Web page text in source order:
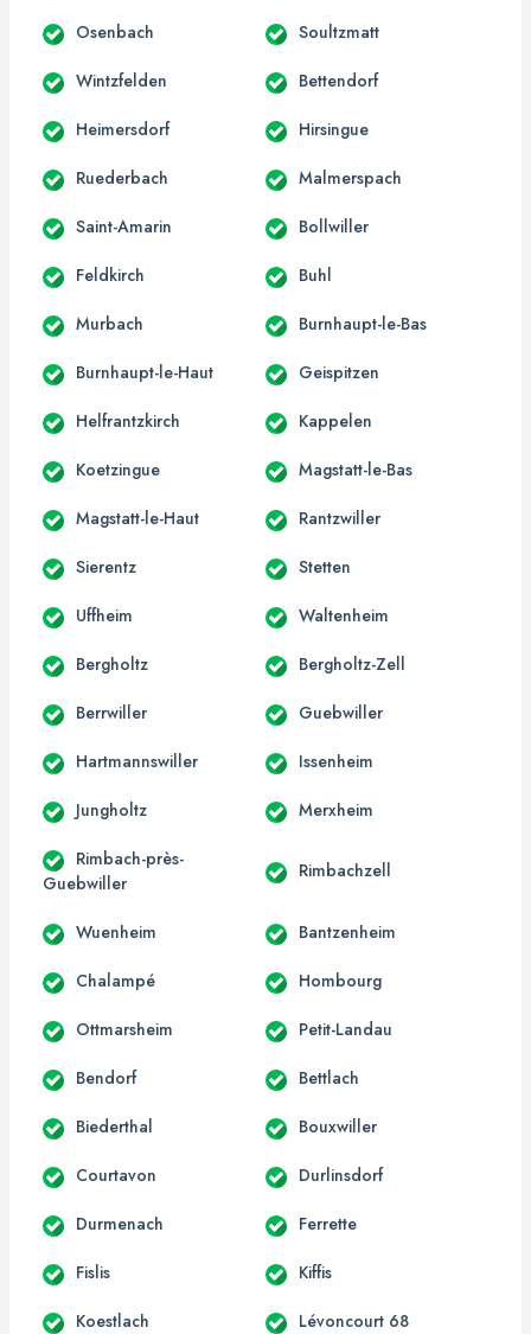
Osenbach Soultzmatt
Wintzfelden Bettendorf
Heimersdorf Hirsingue
Ruederbach Malmerspach
Saint-Amarin Bollwiller
Feldkirch Buhl
Murbach Burnhaupt-le-Bas
Burnhaupt-le-Haut Geispitzen
Helfrantzkirch Kappelen
Koetzingue Magstatt-le-Bas
Magstatt-le-Haut Rantzwiller
Sierentz Stetten
Uffheim Waltenheim
Bergholtz Bergholtz-Zell
Berrwiller Guebwiller
Hartmannswiller Issenheim
Jungholtz Merxheim
Rimbach-près-
Guebwiller
Rimbachzell
Wuenheim Bantzenheim
Chalampé Hombourg
Ottmarsheim Petit-Landau
Bendorf Bettlach
Biederthal Bouxwiller
Courtavon Durlinsdorf
Durmenach Ferrette
Fislis Kiffis
Koestlach Lévoncourt 68